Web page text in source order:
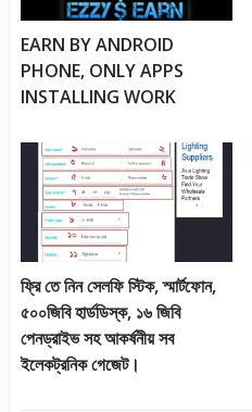
EARN BY ANDROID
PHONE, ONLY APPS
INSTALLING WORK
ফ্রি তে নিন সেলফি স্টিক, স্মার্টফোন,
৫০০জিবি হার্ডডিস্ক, ১৬ জিবি
পেনড্রাইভ সহ আকর্ষনীয় সব
ইলেকট্রনিক গেজেট।